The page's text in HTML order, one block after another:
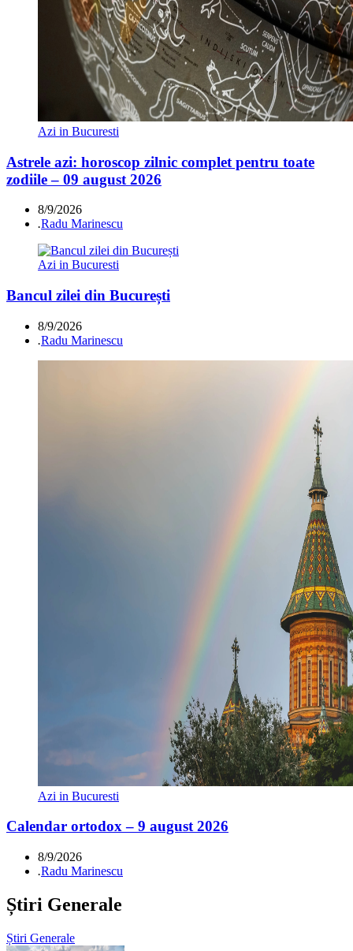
Azi in Bucuresti
Astrele azi: horoscop zilnic complet pentru toate
zodiile – 09 august 2026
8/9/2026
.Radu Marinescu
Azi in Bucuresti
Bancul zilei din București
8/9/2026
.Radu Marinescu
Azi in Bucuresti
Calendar ortodox – 9 august 2026
8/9/2026
.Radu Marinescu
Știri Generale
Știri Generale